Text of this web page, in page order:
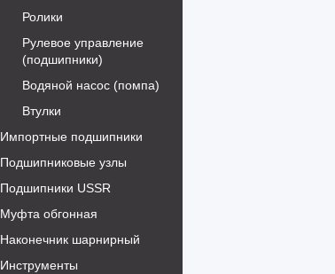
Ролики
Рулевое управление
(подшипники)
Водяной насос (помпа)
Втулки
Импортные подшипники
Подшипниковые узлы
Подшипники USSR
Муфта обгонная
Наконечник шарнирный
Инструменты